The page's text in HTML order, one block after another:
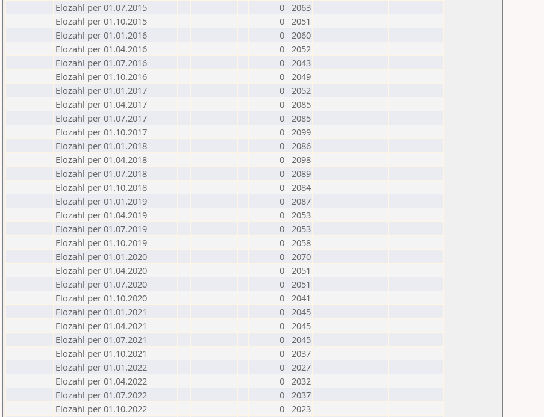
Elozahl per 01.07.2015
0 2063
Elozahl per 01.10.2015
0 2051
Elozahl per 01.01.2016
0 2060
Elozahl per 01.04.2016
0 2052
Elozahl per 01.07.2016
0 2043
Elozahl per 01.10.2016
0 2049
Elozahl per 01.01.2017
0 2052
Elozahl per 01.04.2017
0 2085
Elozahl per 01.07.2017
0 2085
Elozahl per 01.10.2017
0 2099
Elozahl per 01.01.2018
0 2086
Elozahl per 01.04.2018
0 2098
Elozahl per 01.07.2018
0 2089
Elozahl per 01.10.2018
0 2084
Elozahl per 01.01.2019
0 2087
Elozahl per 01.04.2019
0 2053
Elozahl per 01.07.2019
0 2053
Elozahl per 01.10.2019
0 2058
Elozahl per 01.01.2020
0 2070
Elozahl per 01.04.2020
0 2051
Elozahl per 01.07.2020
0 2051
Elozahl per 01.10.2020
0 2041
Elozahl per 01.01.2021
0 2045
Elozahl per 01.04.2021
0 2045
Elozahl per 01.07.2021
0 2045
Elozahl per 01.10.2021
0 2037
Elozahl per 01.01.2022
0 2027
Elozahl per 01.04.2022
0 2032
Elozahl per 01.07.2022
0 2037
Elozahl per 01.10.2022
0 2023